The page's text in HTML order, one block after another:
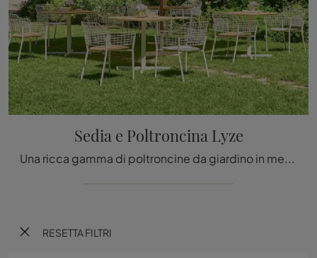
RESETTA FILTRI
Sedia e Poltroncina Lyze
Una ricca gamma di poltroncine da giardino in metallo ti sta aspettando in negozio: clicca e scopri il modello Sedia e Poltroncina Lyze di Emu.